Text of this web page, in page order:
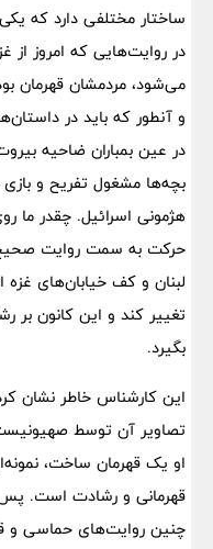
ساختار مختلفی دارد که
در روایت‌هایی که امروز از
می‌شود، مردمشان قهرمان
و آنطور که باید در
در عین بمباران ضاحیه
بچه‌ها مشغول تفریح و
هژمونی اسرائیل. چقدر ما
حرکت به سمت روایت
لبنان و کف خیابان‌های غزه
تغییر کند و این کانون بر
بگیرد.
این کارشناس خاطر نشان
تصاویر آن توسط
او یک قهرمان ساخت،
قهرمانی و رشادت است.
چنین روایت‌های حماسی و